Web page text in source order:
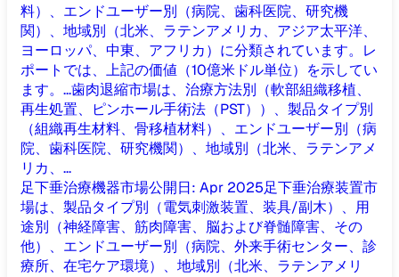
料）、エンドユーザー別（病院、歯科医院、研究機
関）、地域別（北米、ラテンアメリカ、アジア太平洋、
ヨーロッパ、中東、アフリカ）に分類されています。レ
ポートでは、上記の価値（10億米ドル単位）を示してい
ます。...歯肉退縮市場は、治療方法別（軟部組織移植、
再生処置、ピンホール手術法（PST））、製品タイプ別
（組織再生材料、骨移植材料）、エンドユーザー別（病
院、歯科医院、研究機関）、地域別（北米、ラテンアメ
リカ、...
足下垂治療機器市場公開日: Apr 2025足下垂治療装置市
場は、製品タイプ別（電気刺激装置、装具/副木）、用
途別（神経障害、筋肉障害、脳および脊髄障害、その
他）、エンドユーザー別（病院、外来手術センター、診
療所、在宅ケア環境）、地域別（北米、ラテンアメリ